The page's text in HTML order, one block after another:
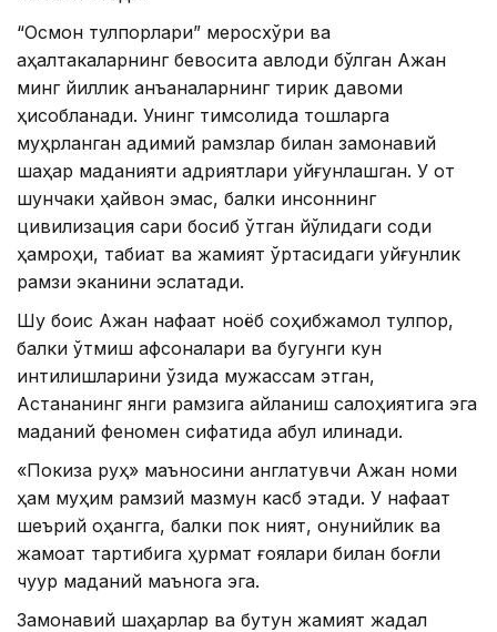
“Осмон тулпорлари” меросхўри ва
аҳалтакаларнинг бевосита авлоди бўлган Ақжан
минг йиллик анъаналарнинг тирик давоми
ҳисобланади. Унинг тимсолида тошларга
муҳрланган қадимий рамзлар билан замонавий
шаҳар маданияти қадриятлари уйғунлашган. У от
шунчаки ҳайвон эмас, балки инсоннинг
цивилизация сари босиб ўтган йўлидаги содиқ
ҳамроҳи, табиат ва жамият ўртасидаги уйғунлик
рамзи эканини эслатади.
Шу боис Ақжан нафақат ноёб соҳибжамол тулпор,
балки ўтмиш афсоналари ва бугунги кун
интилишларини ўзида мужассам этган,
Астананинг янги рамзига айланиш салоҳиятига эга
маданий феномен сифатида қабул қилинади.
«Покиза руҳ» маъносини англатувчи Ақжан номи
ҳам муҳим рамзий мазмун касб этади. У нафақат
шеърий оҳангга, балки пок ният, қонунийлик ва
жамоат тартибига ҳурмат ғоялари билан боғлиқ
чуқур маданий маънога эга.
Замонавий шаҳарлар ва бутун жамият жадал